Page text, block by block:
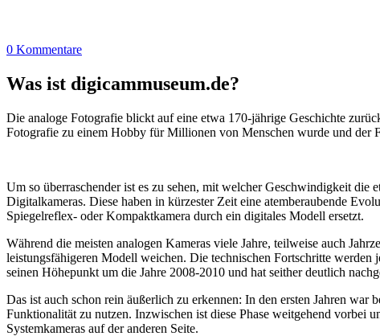
0 Kommentare
Was ist digicammuseum.de?
Die analoge Fotografie blickt auf eine etwa 170-jährige Geschichte
Fotografie zu einem Hobby für Millionen von Menschen wurde und der
Um so überraschender ist es zu sehen, mit welcher Geschwindigkeit die
Digitalkameras. Diese haben in kürzester Zeit eine atemberaubende
Spiegelreflex- oder Kompaktkamera durch ein digitales Modell ersetzt.
Während die meisten analogen Kameras viele Jahre, teilweise auch
leistungsfähigeren Modell weichen. Die technischen Fortschritte werden
seinen Höhepunkt um die Jahre 2008-2010 und hat seither deutlich
Das ist auch schon rein äußerlich zu erkennen: In den ersten Jahren
Funktionalität zu nutzen. Inzwischen ist diese Phase weitgehend vorbei
Systemkameras auf der anderen Seite.